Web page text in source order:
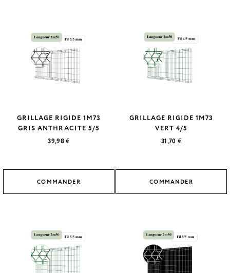
GRILLAGE RIGIDE 1M73
GRIS ANTHRACITE 5/5
39,98€
COMMANDER
GRILLAGE RIGIDE 1M73
VERT 4/5
31,70 €
COMMANDER